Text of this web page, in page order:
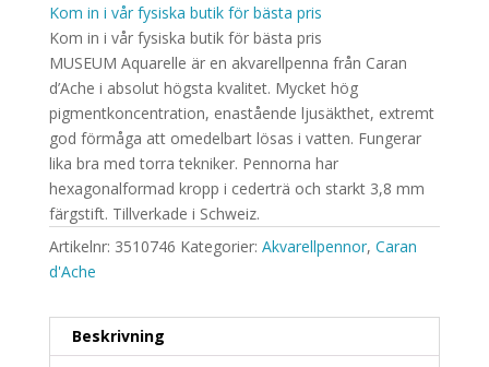
Kom in i vår fysiska butik för bästa pris
Kom in i vår fysiska butik för bästa pris
MUSEUM Aquarelle är en akvarellpenna från Caran
d’Ache i absolut högsta kvalitet. Mycket hög
pigmentkoncentration, enastående ljusäkthet, extremt
god förmåga att omedelbart lösas i vatten. Fungerar
lika bra med torra tekniker. Pennorna har
hexagonalformad kropp i cederträ och starkt 3,8 mm
färgstift. Tillverkade i Schweiz.
Artikelnr: 3510746 Kategorier: Akvarellpennor, Caran
d'Ache
Beskrivning